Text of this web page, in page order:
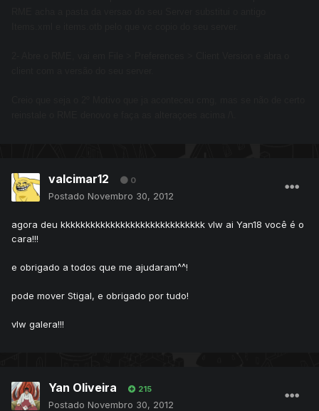
valcimar12 0
Postado Novembro 30, 2012
agora deu kkkkkkkkkkkkkkkkkkkkkkkkkkkkk vlw ai Yan18 você é o
cara!!!
e obrigado a todos que me ajudaram^^!
pode mover Stigal, e obrigado por tudo!
vlw galera!!!
Yan Oliveira 215
Postado Novembro 30, 2012